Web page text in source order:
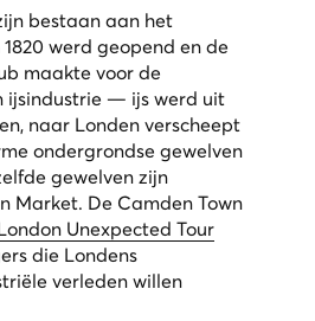
bestaan aan het
werd geopend en de
maakte voor de
ijsindustrie — ijs werd uit
naar Londen verscheept
ondergrondse gewelven
gewelven zijn
Market. De Camden Town
Unexpected Tour
die Londens
verleden willen